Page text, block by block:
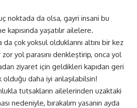
noktada da olsa, gayri insani bu
kapısında yaşatılır ailelere.
çok yoksul olduklarını altını bir kez
yol parasını denkleştirip, onca yol
ziyaret için geldikleri kapıdan geri
daha iyi anlaşılabilsin!
tutsakların ailelerinden uzaktaki
nedeniyle, bırakalım yasanın ayda